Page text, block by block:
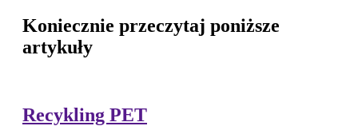
Koniecznie przeczytaj poniższe
artykuły
Recykling PET